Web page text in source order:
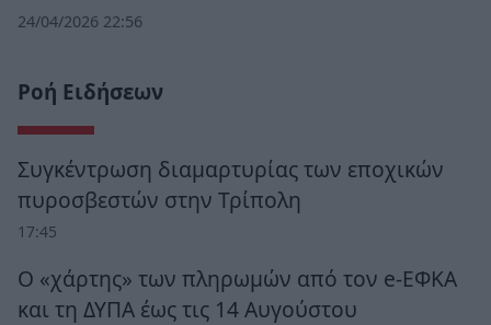
24/04/2026 22:56
Ροή Ειδήσεων
Συγκέντρωση διαμαρτυρίας των εποχικών
πυροσβεστών στην Τρίπολη
17:45
Ο «χάρτης» των πληρωμών από τον e-ΕΦΚΑ
και τη ΔΥΠΑ έως τις 14 Αυγούστου